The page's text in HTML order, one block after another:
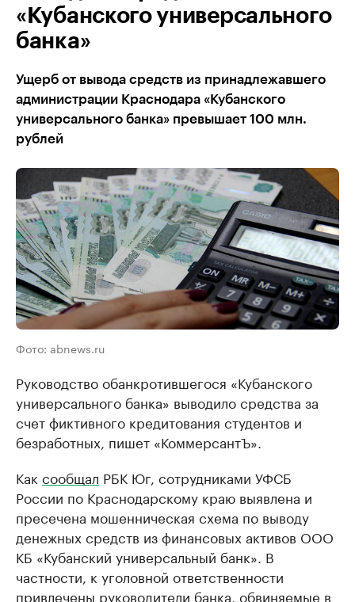
«Кубанского универсального
банка»
Ущерб от вывода средств из принадлежавшего
администрации Краснодара «Кубанского
универсального банка» превышает 100 млн.
рублей
Фото: abnews.ru
Руководство обанкротившегося «Кубанского
универсального банка» выводило средства за
счет фиктивного кредитования студентов и
безработных, пишет «КоммерсантЪ».
Как сообщал РБК Юг, сотрудниками УФСБ
России по Краснодарскому краю выявлена и
пресечена мошенническая схема по выводу
денежных средств из финансовых активов ООО
КБ «Кубанский универсальный банк». В
частности, к уголовной ответственности
привлечены руководители банка, обвиняемые в